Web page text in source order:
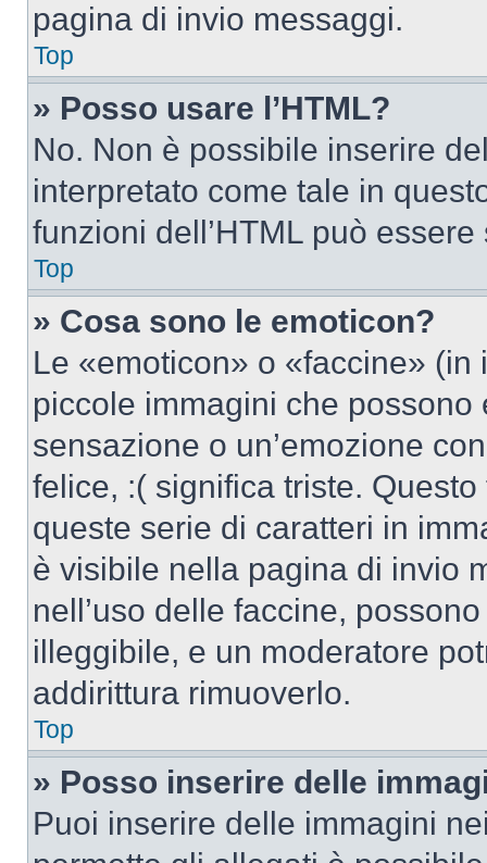
pagina di invio messaggi.
Top
» Posso usare l’HTML?
No. Non è possibile inserire
interpretato come tale in
funzioni dell’HTML può
Top
» Cosa sono le emoticon?
Le «emoticon» o «faccine»
piccole immagini che
sensazione o un’emozione
felice, :( significa triste.
queste serie di caratteri in
è visibile nella pagina di invio
nell’uso delle faccine,
illeggibile, e un moderatore
addirittura rimuoverlo.
Top
» Posso inserire delle
Puoi inserire delle immagini